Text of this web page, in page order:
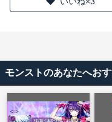
モンストのあなたへお